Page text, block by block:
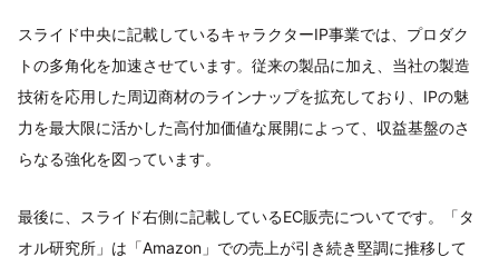
スライド中央に記載しているキャラクターIP事業では、プロダク
トの多角化を加速させています。従来の製品に加え、当社の製造
技術を応用した周辺商材のラインナップを拡充しており、IPの魅
力を最大限に活かした高付加価値な展開によって、収益基盤のさ
らなる強化を図っています。
最後に、スライド右側に記載しているEC販売についてです。「タ
オル研究所」は「Amazon」での売上が引き続き堅調に推移して